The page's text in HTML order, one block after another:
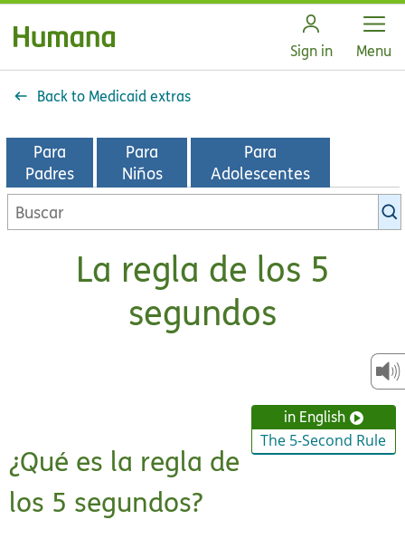
Sign in Open
Menu
Back to Medicaid extras
Para
Padres
Para
Niños
Para
Adolescentes
Buscar
en
La regla de los 5
segundos
in English
The 5-Second Rule
¿Qué es la regla de
los 5 segundos?